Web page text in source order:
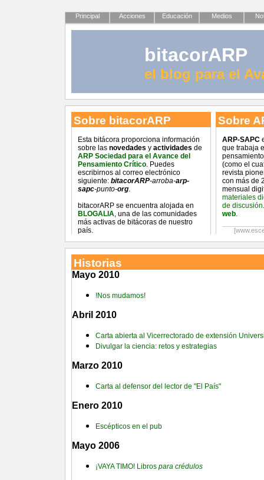
Principal Acciones Educación Medios
bitacorARP
el blog para el
Sobre bitacorARP
Esta bitácora proporciona información
sobre las novedades y actividades de
ARP Sociedad para el Avance del
Pensamiento Crítico. Puedes
escribirnos al correo electrónico
siguiente: bitacorARP-arroba-arp-
sapc-punto-org.
bitacorARP se encuentra alojada en
BLOGALIA, una de las comunidades
más activas de bitácoras de nuestro
país.
Sobre
ARP-SAPC
que trabaja
(como el
revista
con más de
mensual
materiales
de discusión
web.
Historias
Mayo 2010
!Nos mudamos!
Abril 2010
Carta abierta al Vicerrectorado de extensión
Divulgar la ciencia: retos y estrategias
Marzo 2010
Carta al defensor del lector de "El País"
Enero 2010
Escépticos en el pub
Mayo 2006
¡VAYA TIMO! Libros para crédulos